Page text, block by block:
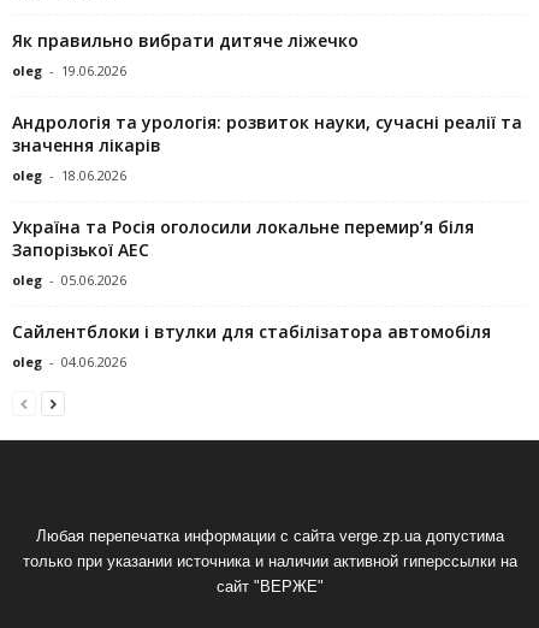
Як правильно вибрати дитяче ліжечко
oleg - 19.06.2026
Андрологія та урологія: розвиток науки, сучасні реалії та
значення лікарів
oleg - 18.06.2026
Україна та Росія оголосили локальне перемир’я біля
Запорізької АЕС
oleg - 05.06.2026
Сайлентблоки і втулки для стабілізатора автомобіля
oleg - 04.06.2026
Любая перепечатка информации с сайта verge.zp.ua допустима
только при указании источника и наличии активной гиперссылки на
сайт "ВЕРЖЕ"